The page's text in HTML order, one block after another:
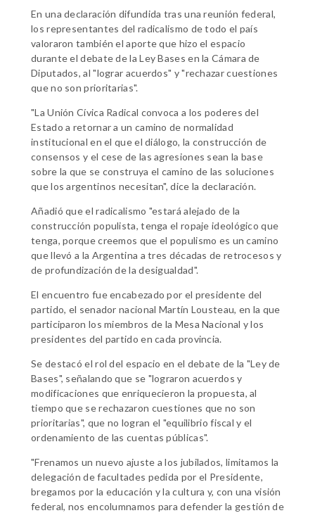
En una declaración difundida tras una reunión federal,
los representantes del radicalismo de todo el país
valoraron también el aporte que hizo el espacio
durante el debate de la Ley Bases en la Cámara de
Diputados, al "lograr acuerdos" y "rechazar cuestiones
que no son prioritarias".
"La Unión Cívica Radical convoca a los poderes del
Estado a retornar a un camino de normalidad
institucional en el que el diálogo, la construcción de
consensos y el cese de las agresiones sean la base
sobre la que se construya el camino de las soluciones
que los argentinos necesitan", dice la declaración.
Añadió que el radicalismo "estará alejado de la
construcción populista, tenga el ropaje ideológico que
tenga, porque creemos que el populismo es un camino
que llevó a la Argentina a tres décadas de retrocesos y
de profundización de la desigualdad".
El encuentro fue encabezado por el presidente del
partido, el senador nacional Martín Lousteau, en la que
participaron los miembros de la Mesa Nacional y los
presidentes del partido en cada provincia.
Se destacó el rol del espacio en el debate de la "Ley de
Bases", señalando que se "lograron acuerdos y
modificaciones que enriquecieron la propuesta, al
tiempo que se rechazaron cuestiones que no son
prioritarias", que no logran el "equilibrio fiscal y el
ordenamiento de las cuentas públicas".
"Frenamos un nuevo ajuste a los jubilados, limitamos la
delegación de facultades pedida por el Presidente,
bregamos por la educación y la cultura y, con una visión
federal, nos encolumnamos para defender la gestión de